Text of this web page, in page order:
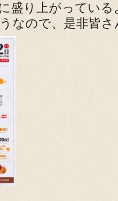
盛り上がっている
なので、是非皆